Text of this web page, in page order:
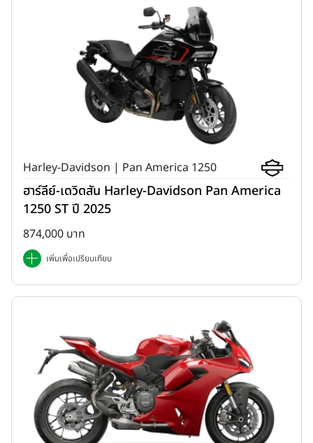
Harley-Davidson | Pan America 1250
ฮาร์ลีย์-เดวิดสัน Harley-Davidson Pan America
1250 ST ปี 2025
874,000 บาท
เพิ่มเพื่อเปรียบเทียบ